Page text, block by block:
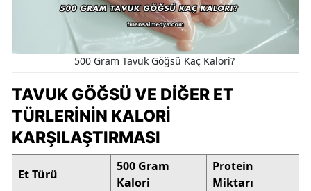
500 Gram Tavuk Göğsü Kaç Kalori?
TAVUK GÖĞSÜ VE DIĞER ET
TÜRLERININ KALORI
KARŞILAŞTIRMASI
Et Türü
500 Gram
Kalori
Protein
Miktarı